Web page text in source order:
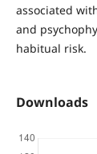
associated
and
habitual risk.
Downloads